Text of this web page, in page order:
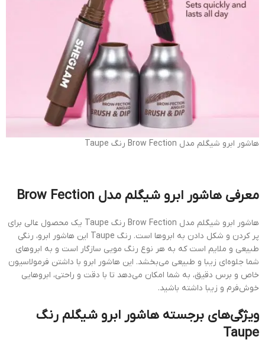
هاشور ابرو شیگلم مدل Brow Fection رنگ Taupe
معرفی هاشور ابرو شیگلم مدل Brow Fection
هاشور ابرو شیگلم مدل Brow Fection رنگ Taupe یک محصول عالی برای
پر کردن و شکل دادن به ابروها است. رنگ Taupe این هاشور ابرو، رنگی
طبیعی و ملایم است که به هر نوع رنگ مویی سازگار است و به ابروهای
شما جلوه‌ای زیبا و طبیعی می‌بخشد. این هاشور ابرو با داشتن فرمولاسیون
خاص و برس دقیق، به شما امکان می‌دهد تا با دقت و راحتی، ابروهایی
خوش‌فرم و زیبا داشته باشید.
ویژگی‌های برجسته هاشور ابرو شیگلم رنگ
Taupe